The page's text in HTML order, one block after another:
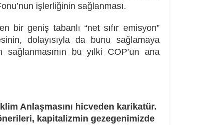
işlerliğinin sağlanması.
bir geniş tabanlı “net sıfır emisyon”
dolayısıyla da bunu sağlamaya
bu yılki COP’un ana
Anlaşmasını hicveden karikatür.
kapitalizmin gezegenimizde